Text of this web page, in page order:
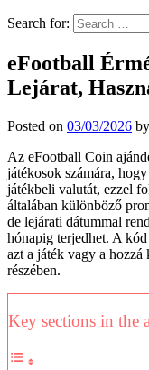
Search for:
eFootball
Lejárat,
Posted on 03/03/2026 by
Az eFootball Coin
játékosok számára,
játékbeli valutát, ezzel
általában különböző
de lejárati dátummal
hónapig terjedhet. A
azt a játék vagy a
részében.
Key sections in the